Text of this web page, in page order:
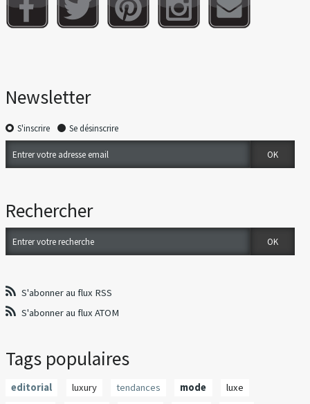
Newsletter
S'inscrire Se désinscrire
Rechercher
S'abonner au flux RSS
S'abonner au flux ATOM
Tags populaires
editorial luxury tendances mode
luxe